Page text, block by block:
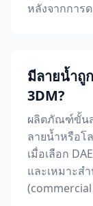
หลังจากการ
มีลายน้ำถู
3DM?
ผลิตภัณฑ์ขั้น
ลายน้ำหรือโ
เมื่อเลือก
และเหมาะส